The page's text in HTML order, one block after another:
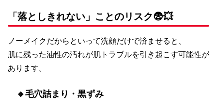
「落としきれない」ことのリスク😨💥
ノーメイクだからといって洗顔だけで済ませると、
肌に残った油性の汚れが肌トラブルを引き起こす可能性が
あります。
🔸毛穴詰まり・黒ずみ